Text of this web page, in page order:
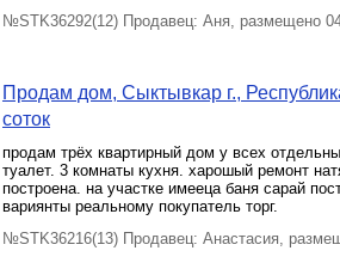
№STK36292(12) Продавец: Аня, размещено
Продам дом, Сыктывкар г.,
соток
продам трёх квартирный дом у всех
туалет. 3 комнаты кухня. харошый ремонт
построена. на участке имееца баня сарай
вариянты реальному покупатель торг.
№STK36216(13) Продавец: Анастасия,